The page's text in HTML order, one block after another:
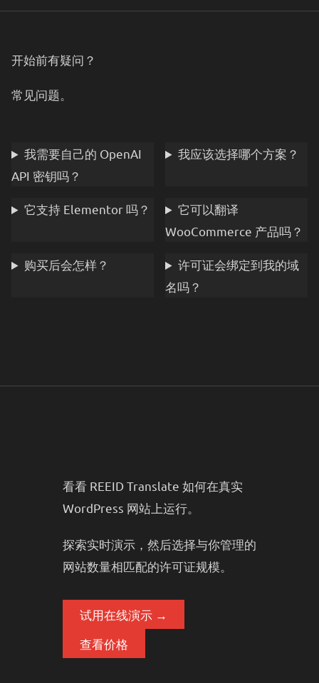
开始前有疑问？
常见问题。
我需要自己的 OpenAI
API 密钥吗？
我应该选择哪个方案？
它支持 Elementor 吗？
它可以翻译
WooCommerce 产品吗？
购买后会怎样？
许可证会绑定到我的域
名吗？
看看 REEID Translate 如何在真实
WordPress 网站上运行。
探索实时演示，然后选择与你管理的
网站数量相匹配的许可证规模。
试用在线演示 →
查看价格